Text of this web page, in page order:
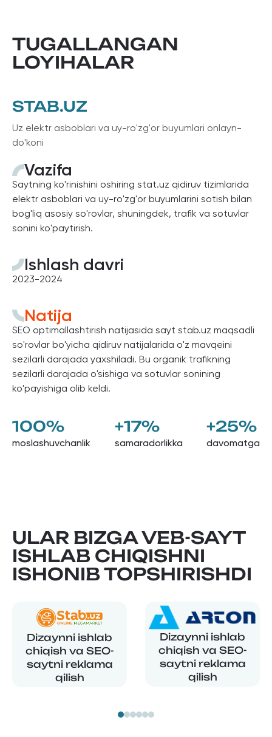
TUGALLANGAN
LOYIHALAR
STAB.UZ
Uz elektr asboblari va uy-ro'zg'or buyumlari onlayn-
do'koni
Vazifa
Saytning ko'rinishini oshiring stat.uz qidiruv tizimlarida
elektr asboblari va uy-ro'zg'or buyumlarini sotish bilan
bog'liq asosiy so'rovlar, shuningdek, trafik va sotuvlar
sonini ko'paytirish.
Ishlash davri
2023-2024
Natija
SEO optimallashtirish natijasida sayt stab.uz maqsadli
so'rovlar bo'yicha qidiruv natijalarida o'z mavqeini
sezilarli darajada yaxshiladi. Bu organik trafikning
sezilarli darajada o'sishiga va sotuvlar sonining
ko'payishiga olib keldi.
100%
moslashuvchanlik
+17%
samaradorlikka
+25%
davomatga
ULAR BIZGA VEB-SAYT
ISHLAB CHIQISHNI
ISHONIB TOPSHIRISHDI
Dizaynni ishlab
chiqish va SEO-
saytni reklama
qilish
Dizaynni ishlab
chiqish va SEO-
saytni reklama
qilish